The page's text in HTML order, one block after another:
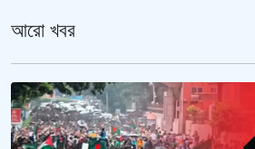
আরো খবর